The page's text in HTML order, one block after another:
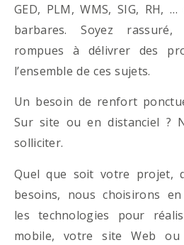
GED, PLM, WMS, SIG, RH,
barbares. Soyez
rompues à délivrer des
l’ensemble de ces sujets.
Un besoin de renfort
Sur site ou en distanciel ?
solliciter.
Quel que soit votre projet,
besoins, nous choisirons
les technologies pour
mobile, votre site Web